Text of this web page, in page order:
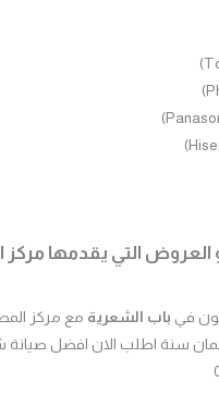
العروض التي يقدمها
في باب الشعرية مع مركز
50% + ضمان سنة اطلب الان افضل